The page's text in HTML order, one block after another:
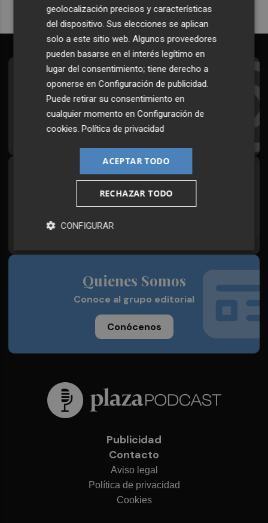
Suscríbete al Boletín
Todos los días a primera hora en tu email
¡Quiero suscribirme!
Síguenos en redes
Plaza Podcast, desde cualquier medio
Quienes Somos
Conoce al grupo editorial
Conócenos
Publicidad
Contacto
Aviso legal
Política de privacidad
Cookies
geolocalización precisos y características
del dispositivo. Sus elecciones se aplican
solo a este sitio web. Algunos proveedores
pueden basarse en el interés legítimo en
lugar del consentimiento; tiene derecho a
oponerse enConfiguración de publicidad
Puede retirar su consentimiento en
cualquier momento enConfiguración de
cookies .Política de privacidad
ACEPTAR TODO
RECHAZAR TODO
CONFIGURAR